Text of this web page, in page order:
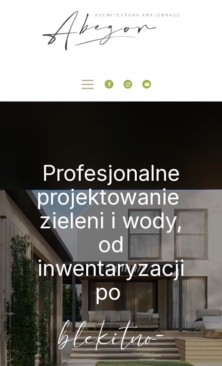
Profesjonalne
projektowanie
zieleni i wody,
od
inwentaryzacji
po
blekitno-